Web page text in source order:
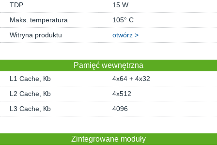
TDP
15 W
Maks. temperatura
105° C
Witryna produktu
otwórz >
Pamięć wewnętrzna
L1 Cache, Кb
4x64 + 4x32
L2 Cache, Кb
4x512
L3 Cache, Кb
4096
Zintegrowane moduły